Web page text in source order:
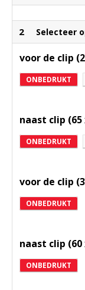
2 Selecteer
voor de clip
ONBEDRUKT
naast clip (65
ONBEDRUKT
voor de clip
ONBEDRUKT
naast clip (60
ONBEDRUKT